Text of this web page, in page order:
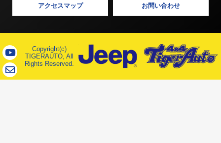
アクセスマップ お問い合わせ
Copyright(c)
TIGERAUTO, All
Rights Reserved.